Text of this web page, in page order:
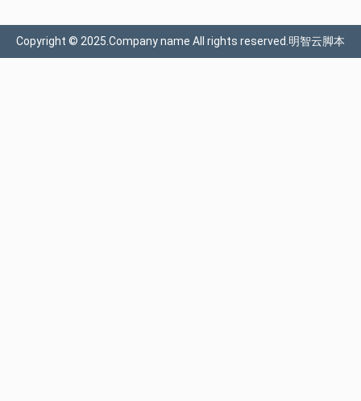
Copyright © 2025.Company name All rights reserved.明智云脚本